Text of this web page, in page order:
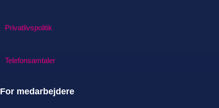
Privatlivspolitik
Telefonsamtaler
For medarbejdere